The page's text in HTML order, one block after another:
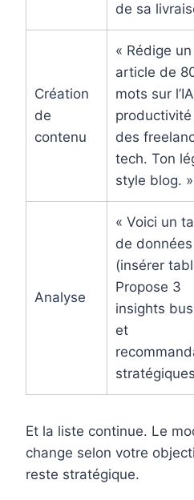
de sa
Création
de
contenu
« Rédige un
article de
mots sur
des
tech. Ton
style blog. »
Analyse
« Voici un
de données
(insérer
Propose 3
insights
et
Et la liste continue. Le
change selon votre
reste stratégique.